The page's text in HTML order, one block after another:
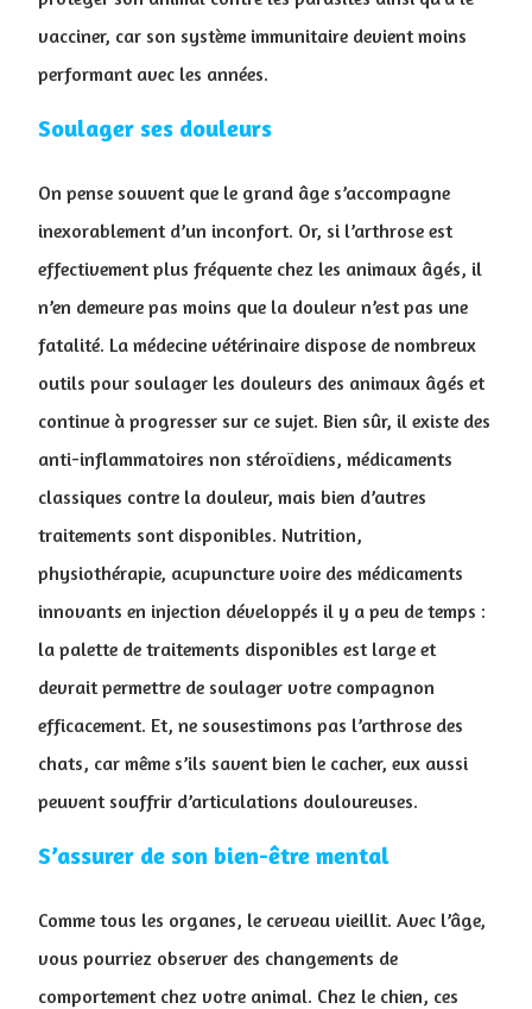
vacciner, car son système immunitaire devient moins
performant avec les années.
Soulager ses douleurs
On pense souvent que le grand âge s’accompagne
inexorablement d’un inconfort. Or, si l’arthrose est
effectivement plus fréquente chez les animaux âgés, il
n’en demeure pas moins que la douleur n’est pas une
fatalité. La médecine vétérinaire dispose de nombreux
outils pour soulager les douleurs des animaux âgés et
continue à progresser sur ce sujet. Bien sûr, il existe des
anti-inflammatoires non stéroïdiens, médicaments
classiques contre la douleur, mais bien d’autres
traitements sont disponibles. Nutrition,
physiothérapie, acupuncture voire des médicaments
innovants en injection développés il y a peu de temps :
la palette de traitements disponibles est large et
devrait permettre de soulager votre compagnon
efficacement. Et, ne sousestimons pas l’arthrose des
chats, car même s’ils savent bien le cacher, eux aussi
peuvent souffrir d’articulations douloureuses.
S’assurer de son bien-être mental
Comme tous les organes, le cerveau vieillit. Avec l’âge,
vous pourriez observer des changements de
comportement chez votre animal. Chez le chien, ces